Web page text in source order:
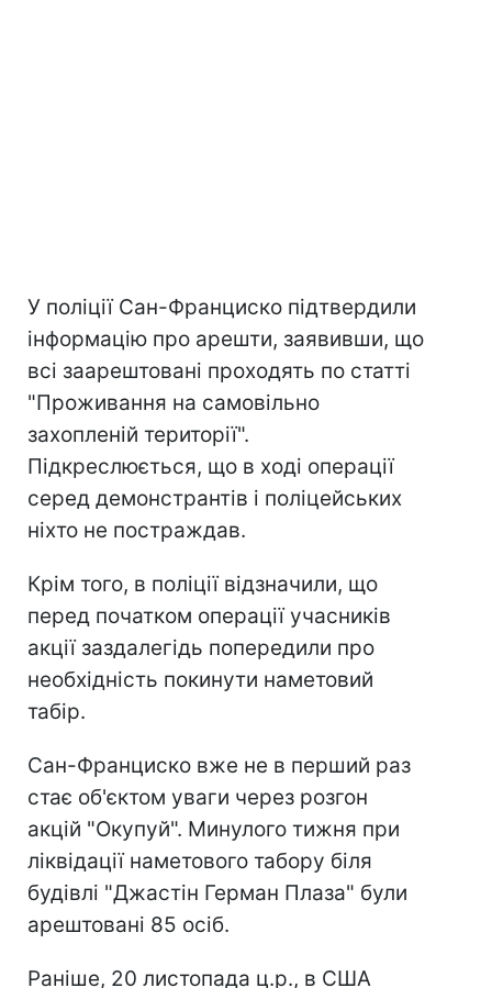
У поліції Сан-Франциско підтвердили
інформацію про арешти, заявивши, що
всі заарештовані проходять по статті
"Проживання на самовільно
захопленій території".
Підкреслюється, що в ході операції
серед демонстрантів і поліцейських
ніхто не постраждав.
Крім того, в поліції відзначили, що
перед початком операції учасників
акції заздалегідь попередили про
необхідність покинути наметовий
табір.
Сан-Франциско вже не в перший раз
стає об'єктом уваги через розгон
акцій "Окупуй". Минулого тижня при
ліквідації наметового табору біля
будівлі "Джастін Герман Плаза" були
арештовані 85 осіб.
Раніше, 20 листопада ц.р., в США